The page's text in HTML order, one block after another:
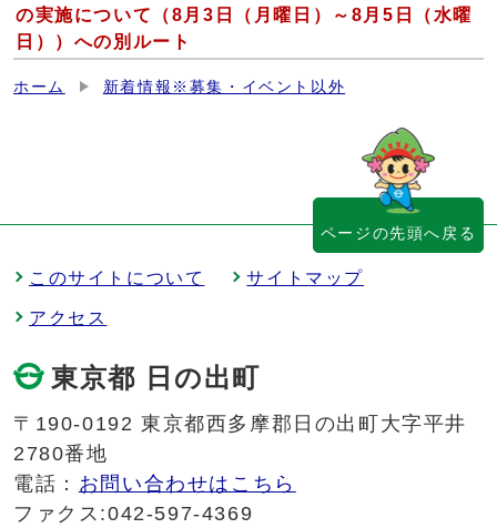
の実施について（8月3日（月曜日）～8月5日（水曜
日））への別ルート
ホーム 新着情報※募集・イベント以外
このサイトについて サイトマップ
アクセス
東京都 日の出町
〒190-0192 東京都西多摩郡日の出町大字平井
2780番地
電話： お問い合わせはこちら
ファクス:042-597-4369
ページの先頭へ戻る